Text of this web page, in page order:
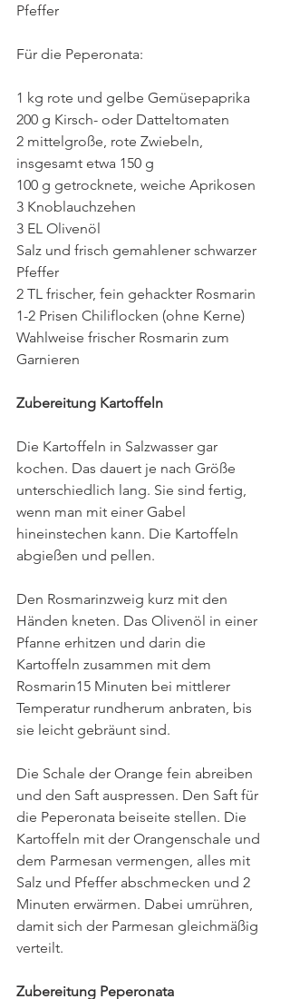
Pfeffer
Für die Peperonata:
1 kg rote und gelbe Gemüsepaprika
200 g Kirsch- oder Datteltomaten
2 mittelgroße, rote Zwiebeln,
insgesamt etwa 150 g
100 g getrocknete, weiche Aprikosen
3 Knoblauchzehen
3 EL Olivenöl
Salz und frisch gemahlener schwarzer
Pfeffer
2 TL frischer, fein gehackter Rosmarin
1-2 Prisen Chiliflocken (ohne Kerne)
Wahlweise frischer Rosmarin zum
Garnieren
Zubereitung Kartoffeln
Die Kartoffeln in Salzwasser gar
kochen. Das dauert je nach Größe
unterschiedlich lang. Sie sind fertig,
wenn man mit einer Gabel
hineinstechen kann. Die Kartoffeln
abgießen und pellen.
Den Rosmarinzweig kurz mit den
Händen kneten. Das Olivenöl in einer
Pfanne erhitzen und darin die
Kartoffeln zusammen mit dem
Rosmarin15 Minuten bei mittlerer
Temperatur rundherum anbraten, bis
sie leicht gebräunt sind.
Die Schale der Orange fein abreiben
und den Saft auspressen. Den Saft für
die Peperonata beiseite stellen. Die
Kartoffeln mit der Orangenschale und
dem Parmesan vermengen, alles mit
Salz und Pfeffer abschmecken und 2
Minuten erwärmen. Dabei umrühren,
damit sich der Parmesan gleichmäßig
verteilt.
Zubereitung Peperonata